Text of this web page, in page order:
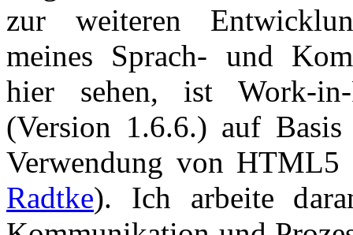
zur weiteren
meines Sprach- und
hier sehen, ist Work-
(Version 1.6.6.) auf
Verwendung von
Radtke). Ich arbeite